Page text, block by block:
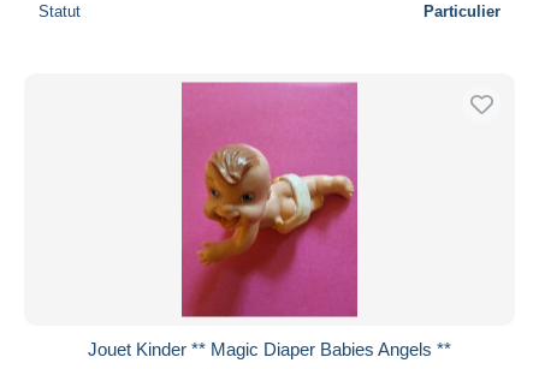
Statut Particulier
Jouet Kinder ** Magic Diaper Babies Angels **